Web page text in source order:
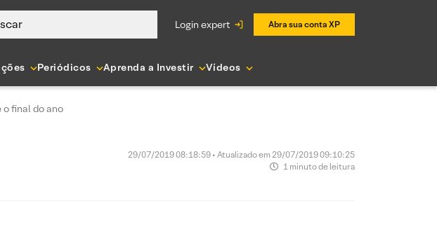
login expert Abra sua conta XP
Periódicos Aprenda a Investir Vídeos
o final do ano
29/07/2019 08:18:59 • Atualizado em 29/07/2019 09:10:25
1 minuto de leitura